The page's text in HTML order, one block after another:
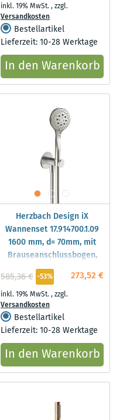
inkl. 19% MwSt.,zzgl.
Versandkosten
Bestellartikel
Lieferzeit: 10-28 Werktage
In den Warenkorb
Herzbach Design iX
Wannenset 17.914700.1.09
1600 mm, d= 70mm, mit
Brauseanschlussbogen,
Handbrause, Edelstahl
gebürstet 273,52 €
585,36 € -53%
inkl. 19% MwSt.,zzgl.
Versandkosten
Bestellartikel
Lieferzeit: 10-28 Werktage
In den Warenkorb